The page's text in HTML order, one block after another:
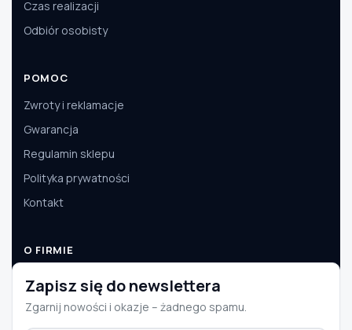
Czas realizacji
Odbiór osobisty
POMOC
Zwroty i reklamacje
Gwarancja
Regulamin sklepu
Polityka prywatności
Kontakt
O FIRMIE
O nas
Dane firmy
Aktualności
Zapisz się do newslettera
Zgarnij nowości i okazje – żadnego spamu.